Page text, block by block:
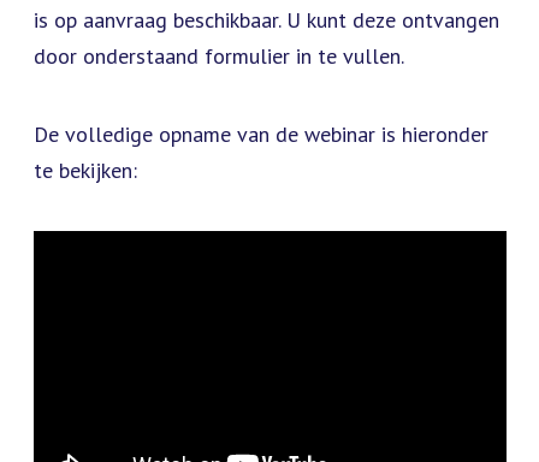
is op aanvraag beschikbaar. U kunt deze ontvangen
door onderstaand formulier in te vullen.
De volledige opname van de webinar is hieronder
te bekijken: